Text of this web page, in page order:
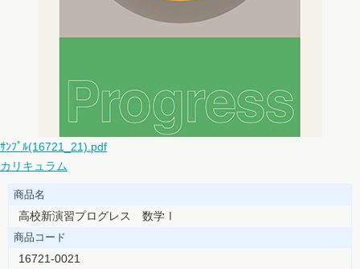
ｻﾝﾌﾟﾙ(16721_21).pdf
カリキュラム
商品名
高校新演習プログレス 数学Ⅰ
商品コード
16721-0021